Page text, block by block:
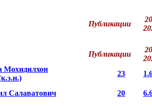
Публикации
Публикации
Мохидилхон
23
Салаватович 20